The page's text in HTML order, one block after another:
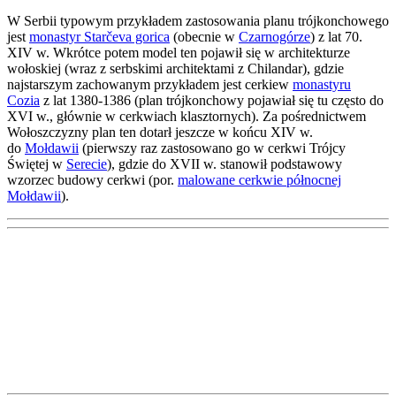
W Serbii typowym przykładem zastosowania planu trójkonchowego
jest monastyr Starčeva gorica (obecnie w Czarnogórze) z lat 70.
XIV w. Wkrótce potem model ten pojawił się w architekturze
wołoskiej (wraz z serbskimi architektami z Chilandar), gdzie
najstarszym zachowanym przykładem jest cerkiew monastyru
Cozia z lat 1380-1386 (plan trójkonchowy pojawiał się tu często do
XVI w., głównie w cerkwiach klasztornych). Za pośrednictwem
Wołoszczyzny plan ten dotarł jeszcze w końcu XIV w.
do Mołdawii (pierwszy raz zastosowano go w cerkwi Trójcy
Świętej w Serecie), gdzie do XVII w. stanowił podstawowy
wzorzec budowy cerkwi (por. malowane cerkwie północnej
Mołdawii).